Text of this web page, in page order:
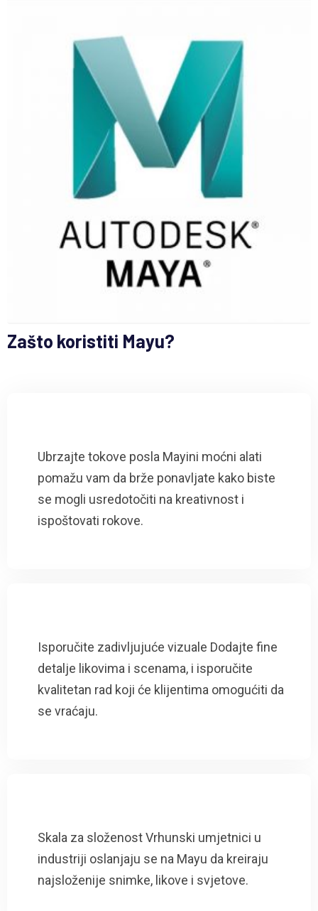
Zašto koristiti Mayu?
Ubrzajte tokove posla Mayini moćni alati
pomažu vam da brže ponavljate kako biste
se mogli usredotočiti na kreativnost i
ispoštovati rokove.
Isporučite zadivljujuće vizuale Dodajte fine
detalje likovima i scenama, i isporučite
kvalitetan rad koji će klijentima omogućiti da
se vraćaju.
Skala za složenost Vrhunski umjetnici u
industriji oslanjaju se na Mayu da kreiraju
najsloženije snimke, likove i svjetove.